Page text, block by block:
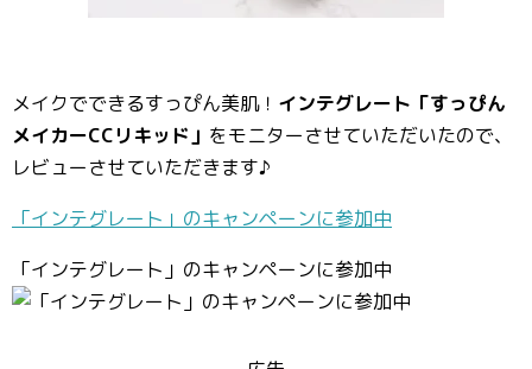
メイクでできるすっぴん美肌！ インテグレート「すっぴん
メイカーCCリキッド」 をモニターさせていただいたので、
レビューさせていただきます♪
「インテグレート」のキャンペーンに参加中
「インテグレート」のキャンペーンに参加中